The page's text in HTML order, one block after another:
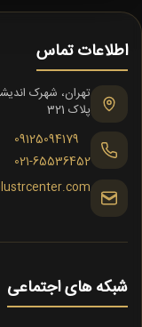
اطلاعات تماس
پلاک 321
09125094179
021-65536452
شبکه های اجتماعی